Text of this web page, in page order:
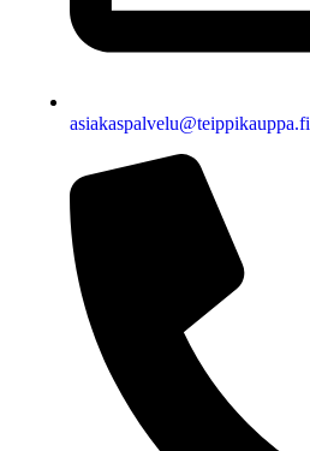
asiakaspalvelu@teippikauppa.fi